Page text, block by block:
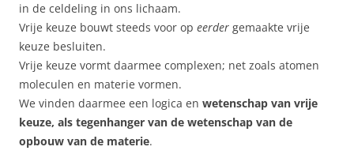
in de celdeling in ons lichaam.
Vrije keuze bouwt steeds voor op eerder gemaakte vrije
keuze besluiten.
Vrije keuze vormt daarmee complexen; net zoals atomen
moleculen en materie vormen.
We vinden daarmee een logica en wetenschap van vrije
keuze, als tegenhanger van de wetenschap van de
opbouw van de materie.